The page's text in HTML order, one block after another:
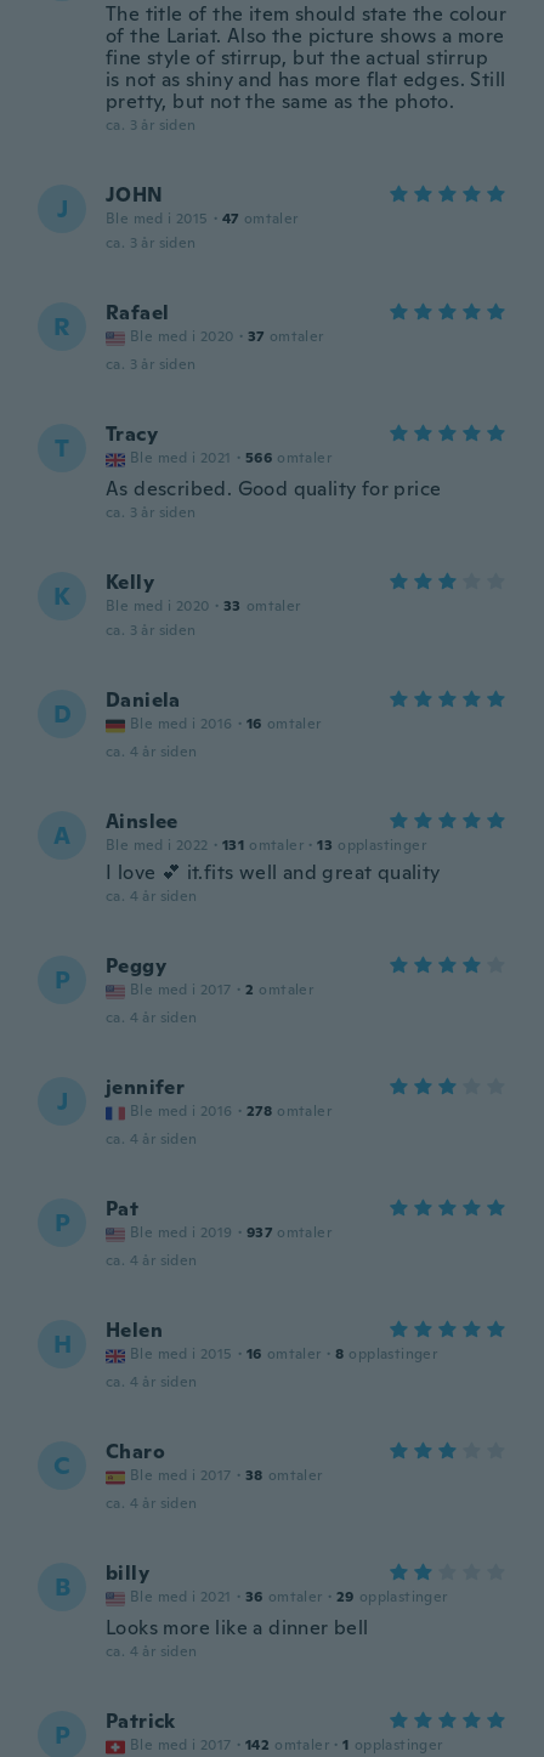
The title of the item should state the colour
of the Lariat. Also the picture shows a more
fine style of stirrup, but the actual stirrup
is not as shiny and has more flat edges. Still
pretty, but not the same as the photo.
ca. 3 år siden
J JOHN
Ble med i 2015 · 47 omtaler
ca. 3 år siden
R Rafael
Ble med i 2020 · 37 omtaler
ca. 3 år siden
T Tracy
Ble med i 2021 · 566 omtaler
As described. Good quality for price
ca. 3 år siden
K Kelly
Ble med i 2020 · 33 omtaler
ca. 3 år siden
D Daniela
Ble med i 2016 · 16 omtaler
ca. 4 år siden
A Ainslee
Ble med i 2022 · 131 omtaler · 13 opplastinger
I love 💕 it.fits well and great quality
ca. 4 år siden
P Peggy
Ble med i 2017 · 2 omtaler
ca. 4 år siden
J jennifer
Ble med i 2016 · 278 omtaler
ca. 4 år siden
P Pat
Ble med i 2019 · 937 omtaler
ca. 4 år siden
H Helen
Ble med i 2015 · 16 omtaler · 8 opplastinger
ca. 4 år siden
C Charo
Ble med i 2017 · 38 omtaler
ca. 4 år siden
B billy
Ble med i 2021 · 36 omtaler · 29 opplastinger
Looks more like a dinner bell
ca. 4 år siden
P Patrick
Ble med i 2017 · 142 omtaler · 1 opplastinger